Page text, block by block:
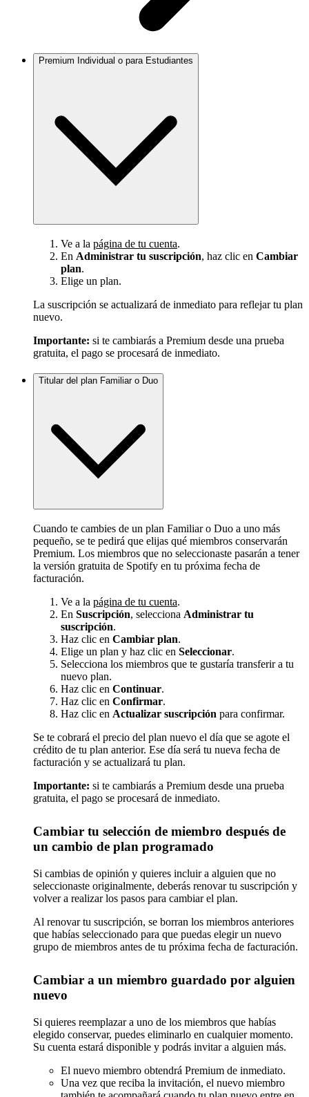
Premium Individual o para Estudiantes
Ve a la página de tu cuenta.
En Administrar tu suscripción, haz clic en Cambiar
plan.
Elige un plan.
La suscripción se actualizará de inmediato para reflejar tu plan
nuevo.
Importante: si te cambiarás a Premium desde una prueba
gratuita, el pago se procesará de inmediato.
Titular del plan Familiar o Duo
Cuando te cambies de un plan Familiar o Duo a uno más
pequeño, se te pedirá que elijas qué miembros conservarán
Premium. Los miembros que no seleccionaste pasarán a tener
la versión gratuita de Spotify en tu próxima fecha de
facturación.
Ve a la página de tu cuenta.
En Suscripción, selecciona Administrar tu
suscripción.
Haz clic en Cambiar plan.
Elige un plan y haz clic en Seleccionar.
Selecciona los miembros que te gustaría transferir a tu
nuevo plan.
Haz clic en Continuar.
Haz clic en Confirmar.
Haz clic en Actualizar suscripción para confirmar.
Se te cobrará el precio del plan nuevo el día que se agote el
crédito de tu plan anterior. Ese día será tu nueva fecha de
facturación y se actualizará tu plan.
Importante: si te cambiarás a Premium desde una prueba
gratuita, el pago se procesará de inmediato.
Cambiar tu selección de miembro después de
un cambio de plan programado
Si cambias de opinión y quieres incluir a alguien que no
seleccionaste originalmente, deberás renovar tu suscripción y
volver a realizar los pasos para cambiar el plan.
Al renovar tu suscripción, se borran los miembros anteriores
que habías seleccionado para que puedas elegir un nuevo
grupo de miembros antes de tu próxima fecha de facturación.
Cambiar a un miembro guardado por alguien
nuevo
Si quieres reemplazar a uno de los miembros que habías
elegido conservar, puedes eliminarlo en cualquier momento.
Su cuenta estará disponible y podrás invitar a alguien más.
El nuevo miembro obtendrá Premium de inmediato.
Una vez que reciba la invitación, el nuevo miembro